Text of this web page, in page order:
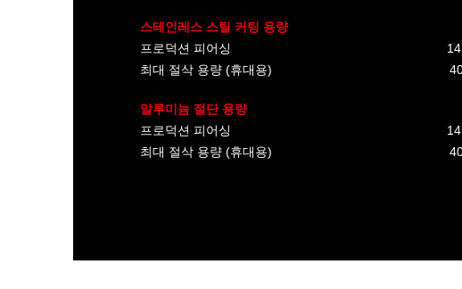
스테인레스 스틸 커팅 용량
프로덕션 피어싱
최대 절삭 용량 (휴대용)
알루미늄 절단 용량
프로덕션 피어싱
최대 절삭 용량 (휴대용)